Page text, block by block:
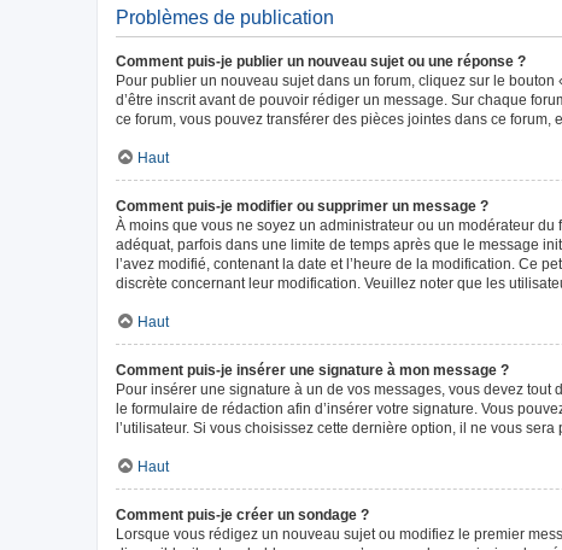
Problèmes de publication
Comment puis-je publier un nouveau sujet ou une réponse ?
Pour publier un nouveau sujet dans un forum, cliquez sur le
d’être inscrit avant de pouvoir rédiger un message. Sur chaque
ce forum, vous pouvez transférer des pièces jointes dans ce forum,
Haut
Comment puis-je modifier ou supprimer un message ?
À moins que vous ne soyez un administrateur ou un modérateur
adéquat, parfois dans une limite de temps après que le message
l’avez modifié, contenant la date et l’heure de la modification. Ce
discrète concernant leur modification. Veuillez noter que les
Haut
Comment puis-je insérer une signature à mon message ?
Pour insérer une signature à un de vos messages, vous devez
le formulaire de rédaction afin d’insérer votre signature. Vous
l’utilisateur. Si vous choisissez cette dernière option, il ne vous
Haut
Comment puis-je créer un sondage ?
Lorsque vous rédigez un nouveau sujet ou modifiez le premier